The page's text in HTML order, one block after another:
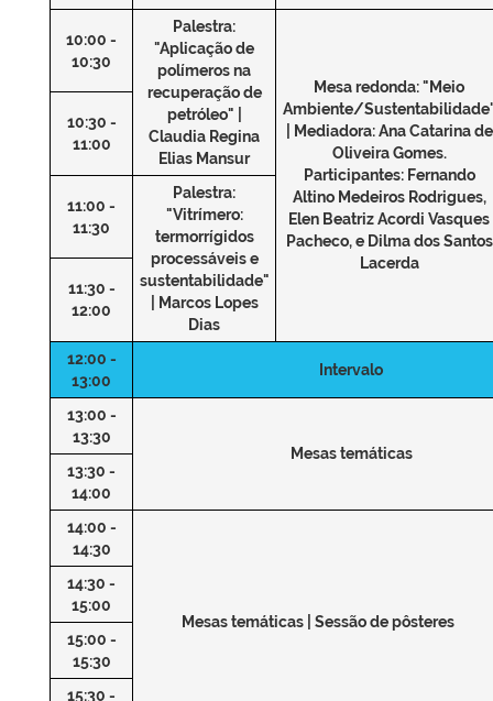
10:00 -
10:30
Palestra:
"Aplicação de
polímeros na
recuperação de
petróleo" |
Claudia Regina
Elias Mansur
Mesa redonda: "Meio
Ambiente/
| Mediadora: Ana Catarina de
Oliveira Gomes.
Participantes: Fernando
Altino Medeiros Rodrigues,
Elen Beatriz Acordi Vasques
Pacheco, e Dilma dos Santos
Lacerda
10:30 -
11:00
11:00 -
11:30
Palestra:
"Vitrímero:
termorrígidos
processáveis e
sustentabilidade"
| Marcos Lopes
Dias
11:30 -
12:00
12:00 -
13:00
Intervalo
13:00 -
13:30
Mesas temáticas
13:30 -
14:00
14:00 -
14:30
Mesas temáticas | Sessão de pôsteres
14:30 -
15:00
15:00 -
15:30
15:30 -